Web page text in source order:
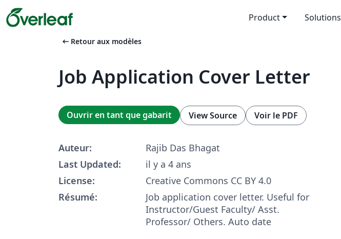
Product Solutions
arrow_left_alt Retour aux modèles
Job Application Cover Letter
Ouvrir en tant que gabarit View Source Voir le PDF
Auteur:
Rajib Das Bhagat
Last Updated:
il y a 4 ans
License:
Creative Commons CC BY 4.0
Résumé:
Job application cover letter. Useful for
Instructor/Guest Faculty/ Asst.
Professor/ Others. Auto date